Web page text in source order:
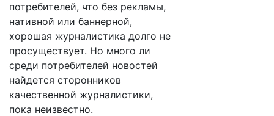
потребителей, что без рекламы,
нативной или баннерной,
хорошая журналистика долго не
просуществует. Но много ли
среди потребителей новостей
найдется сторонников
качественной журналистики,
пока неизвестно.